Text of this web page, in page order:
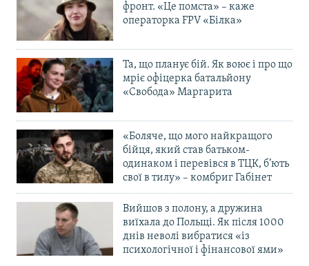
фронт. «Це помста» – каже
операторка FPV «Білка»
Та, що планує бій. Як воює і про що
мріє офіцерка батальйону
«Свобода» Маргарита
«Боляче, що мого найкращого
бійця, який став батьком-
одинаком і перевівся в ТЦК, б’ють
свої в тилу» – комбриг Габінет
Вийшов з полону, а дружина
виїхала до Польщі. Як після 1000
днів неволі вибратися «із
психологічної і фінансової ями»